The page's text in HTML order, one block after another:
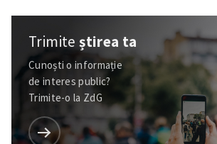
Trimiteștirea ta
Cunoști o informație
de interes public?
Trimite-o la ZdG